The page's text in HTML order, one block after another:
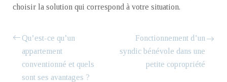
choisir la solution qui correspond à votre situation.
Qu’est-ce qu’un
appartement
conventionné et quels
sont ses avantages ?
Fonctionnement d’un
syndic bénévole dans une
petite copropriété